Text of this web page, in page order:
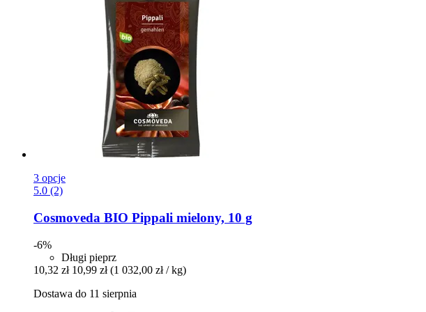
3 opcje
5.0 (2)
Cosmoveda BIO Pippali mielony, 10 g
-6%
Długi pieprz
10,32 zł 10,99 zł (1 032,00 zł / kg)
Dostawa do 11 sierpnia